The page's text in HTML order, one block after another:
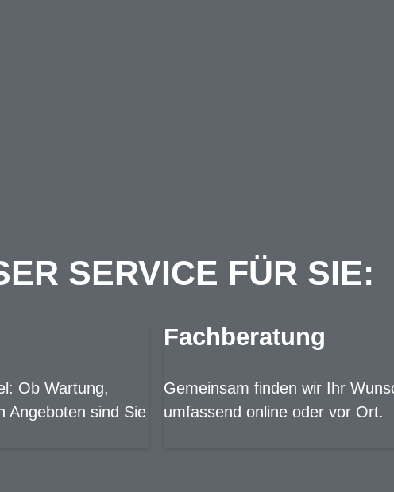
SERVICE FÜR SIE:
Ob Wartung,
Angeboten sind Sie
Fachberatung
Gemeinsam finden wir Ihr
umfassend online oder vor Ort.